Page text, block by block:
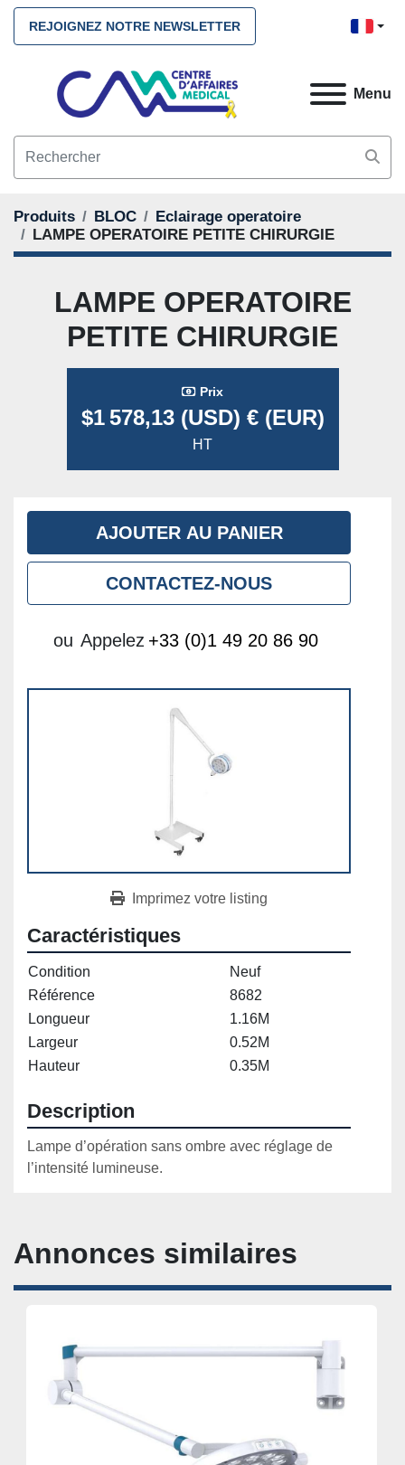
REJOIGNEZ NOTRE NEWSLETTER
Menu
Produits BLOC
Eclairage operatoire
LAMPE OPERATOIRE PETITE CHIRURGIE
LAMPE OPERATOIRE
PETITE CHIRURGIE
Prix
$1 578,13 (USD) € (EUR)
HT
AJOUTER AU PANIER
CONTACTEZ-NOUS
ou Appelez +33 (0)1 49 20 86 90
Imprimez votre listing
Caractéristiques
Condition
Neuf
Référence
8682
Longueur
1.16M
Largeur
0.52M
Hauteur
0.35M
Description
Lampe d’opération sans ombre avec réglage de
l’intensité lumineuse.
Annonces similaires